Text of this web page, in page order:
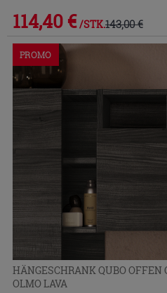
114,40 € /STK.143,00 €
PROMO
HÄNGESCHRANK QUBO
OLMO LAVA